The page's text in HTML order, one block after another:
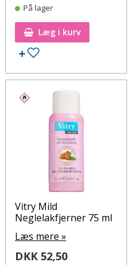
På lager
Læg i kurv
Tilføj til ønskeseddel
Vitry Mild
Neglelakfjerner 75 ml
Læs mere »
DKK 52,50